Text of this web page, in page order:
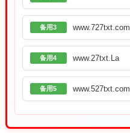
备用3 www.727txt.com
备用4 www.27txt.La
备用5 www.527txt.com